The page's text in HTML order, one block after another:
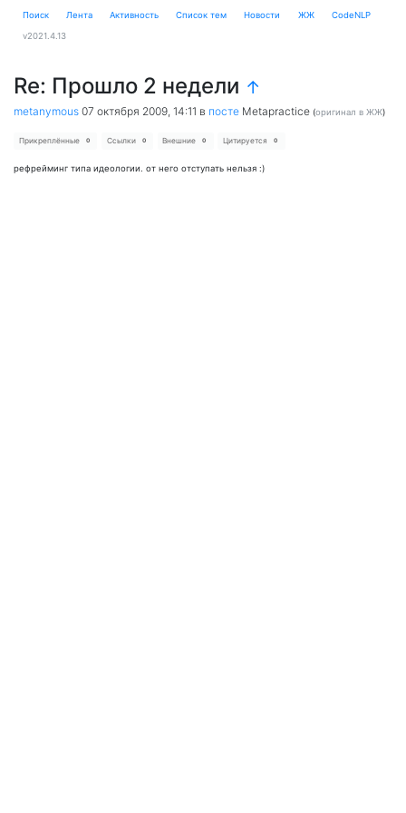
Поиск Лента Активность Cписок тем Новости ЖЖ CodeNLP
v2021.4.13
Re: Прошло 2 недели ↑
metanymous 07 октября 2009, 14:11 в посте Metapractice (оригинал в ЖЖ)
Прикреплённые 0 Ссылки 0 Внешние 0 Цитируется 0
рефрейминг типа идеологии. от него отступать нельзя :)